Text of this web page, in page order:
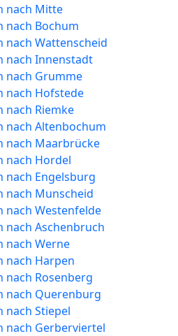
nach Mitte
nach Bochum
nach Wattenscheid
nach Innenstadt
nach Grumme
nach Hofstede
nach Riemke
nach Altenbochum
nach Maarbrücke
nach Hordel
nach Engelsburg
nach Munscheid
nach Westenfelde
nach Aschenbruch
nach Werne
nach Harpen
nach Rosenberg
nach Querenburg
nach Stiepel
nach Gerberviertel